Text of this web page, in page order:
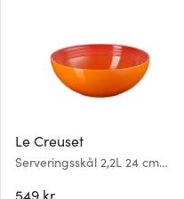
Le Creuset
Serveringsskål 2,2L 24 cm
549 kr